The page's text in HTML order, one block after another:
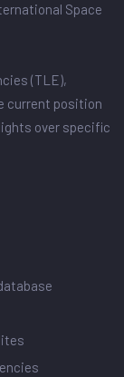
Space
(TLE),
current position
over specific